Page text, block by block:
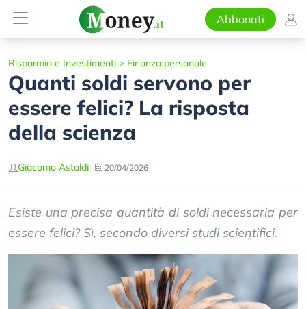
Abbonati
Risparmio e Investimenti > Finanza personale
Quanti soldi servono per
essere felici? La risposta
della scienza
Giacomo Astaldi 20/04/2026
Esiste una precisa quantità di soldi necessaria per
essere felici? Sì, secondo diversi studi scientifici.